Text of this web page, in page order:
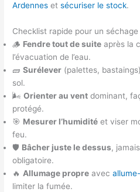
Ardennes etsécuriser le stock.
Checklist rapide pour un
🪵 Fendre tout de suite après la
l’évacuation de l’eau.
🧱Surélever (palettes,
sol.
🌬️Orienter au vent dominant,
protégé.
🎯 Mesurer l’humidité et viser
feu.
🛡️ Bâcher juste le dessus,
obligatoire.
🔥 Allumage propre avec
limiter la fumée.